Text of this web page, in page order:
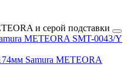
и серой подставки
METEORA SMT-0043/Y
Samura METEORA